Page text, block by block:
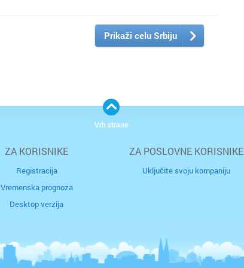
Prikaži celu Srbiju
ZA KORISNIKE
Registracija
Vremenska prognoza
Desktop verzija
ZA POSLOVNE KORISNIKE
Uključite svoju kompaniju
Vrh strane